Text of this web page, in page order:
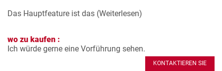
Das Hauptfeature ist das (Weiterlesen)
wo zu kaufen :
Ich würde gerne eine Vorführung sehen.
KONTAKTIEREN SIE